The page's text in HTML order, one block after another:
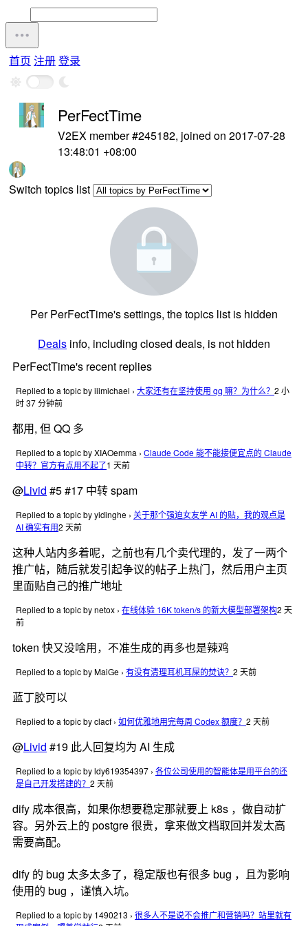
首页 注册登录
PerFectTime
V2EX member #245182, joined on 2017-07-28
13:48:01 +08:00
Switch topics list
Per PerFectTime's settings, the topics list is hidden
Deals info, including closed deals, is not hidden
PerFectTime's recent replies
Replied to a topic by iiimichael › 大家还有在坚持使用 qq 嘛？为什么？ 2 小
时 37 分钟前
都用, 但 QQ 多
Replied to a topic by XIAOemma › Claude Code 能不能接便宜点的 Claude
中转？官方有点用不起了1 天前
@Livid #5 #17 中转 spam
Replied to a topic by yidinghe › 关于那个强迫女友学 AI 的贴，我的观点是
AI 确实有用2 天前
这种人站内多着呢，之前也有几个卖代理的，发了一两个
推广帖，随后就发引起争议的帖子上热门，然后用户主页
里面贴自己的推广地址
Replied to a topic by netox › 在线体验 16K token/s 的新大模型部署架构2 天
前
token 快又没啥用，不准生成的再多也是辣鸡
Replied to a topic by MaiGe › 有没有清理耳机耳屎的焚诀？ 2 天前
蓝丁胶可以
Replied to a topic by clacf › 如何优雅地用完每周 Codex 额度？ 2 天前
@Livid #19 此人回复均为 AI 生成
Replied to a topic by ldy619354397 › 各位公司使用的智能体是用平台的还
是自己开发搭建的？ 2 天前
dify 成本很高，如果你想要稳定那就要上 k8s ，做自动扩
容。另外云上的 postgre 很贵，拿来做文档取回并发太高
需要高配。
dify 的 bug 太多太多了，稳定版也有很多 bug ，且为影响
使用的 bug ，谨慎入坑。
Replied to a topic by 1490213 › 很多人不是说不会推广和营销吗？站里就有